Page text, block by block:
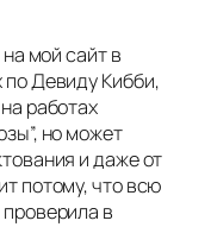
мой сайт в
Девиду Кибби,
работах
но может
и даже от
потому, что всю
в